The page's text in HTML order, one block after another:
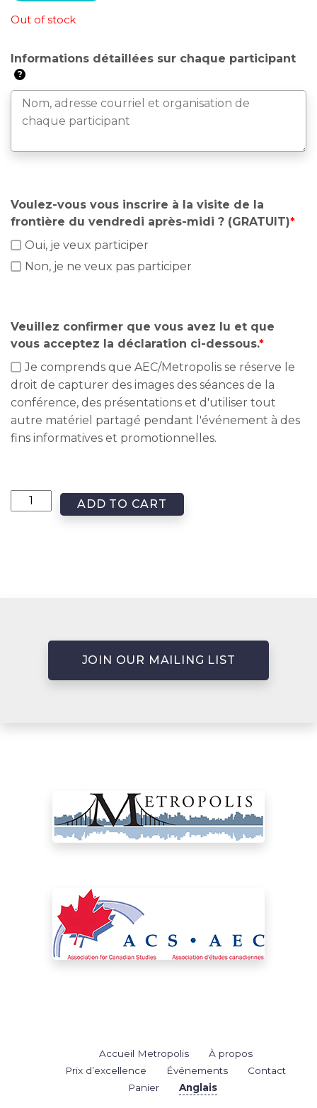
Out of stock
Informations détaillées sur chaque participant
?
Voulez-vous vous inscrire à la visite de la
frontière du vendredi après-midi ? (GRATUIT)*
Oui, je veux participer
Non, je ne veux pas participer
Veuillez confirmer que vous avez lu et que
vous acceptez la déclaration ci-dessous.*
Je comprends que AEC/Metropolis se réserve le
droit de capturer des images des séances de la
conférence, des présentations et d'utiliser tout
autre matériel partagé pendant l'événement à des
fins informatives et promotionnelles.
ADD TO CART
JOIN OUR MAILING LIST
Accueil Metropolis
À propos
Prix d’excellence
Événements
Contact
Panier
Anglais